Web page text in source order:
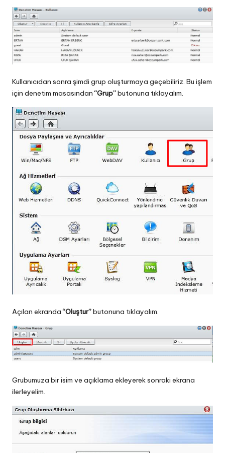
Kullanıcıdan sonra şimdi grup oluşturmaya geçebiliriz. Bu işlem
için denetim masasından“Grup”butonuna tıklayalım.
Açılan ekranda“Oluştur”butonuna tıklayalım.
Grubumuza bir isim ve açıklama ekleyerek sonraki ekrana
ilerleyelim.